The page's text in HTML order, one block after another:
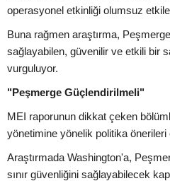
operasyonel etkinliği olumsuz
Buna rağmen araştırma,
sağlayabilen, güvenilir ve etkili bir
vurguluyor.
"Peşmerge Güçlendirilmeli"
MEI raporunun dikkat çeken
yönetimine yönelik politika önerileri
Araştırmada Washington'a,
sınır güvenliğini sağlayabilecek